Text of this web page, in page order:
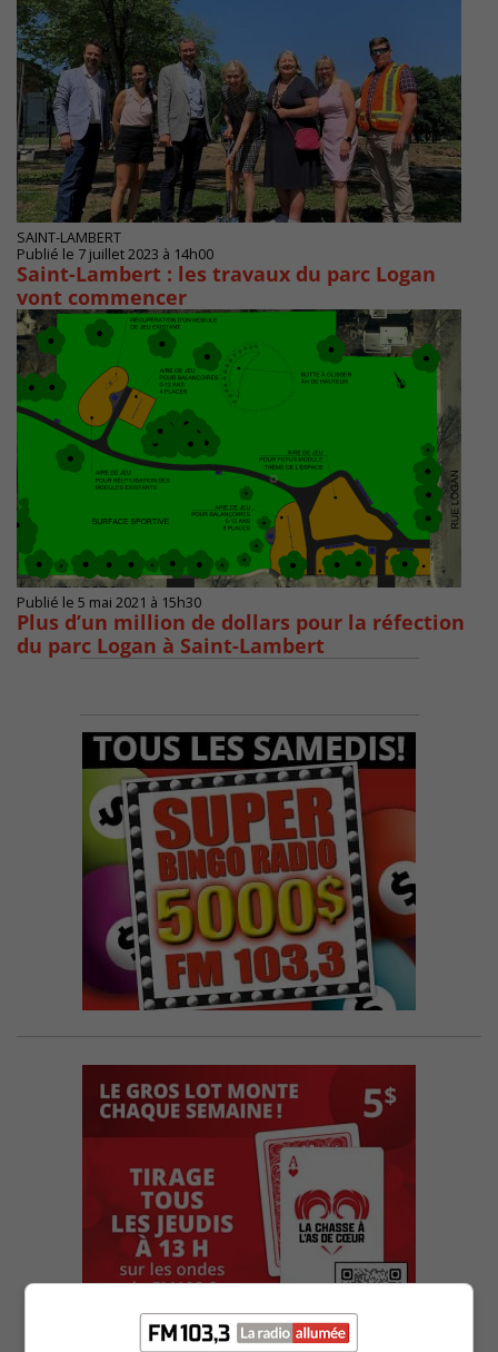
SAINT-LAMBERT
Publié le 7 juillet 2023 à 14h00
Saint-Lambert : les travaux du parc Logan
vont commencer
Publié le 5 mai 2021 à 15h30
Plus d’un million de dollars pour la réfection
du parc Logan à Saint-Lambert